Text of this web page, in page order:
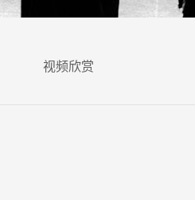
视频欣赏